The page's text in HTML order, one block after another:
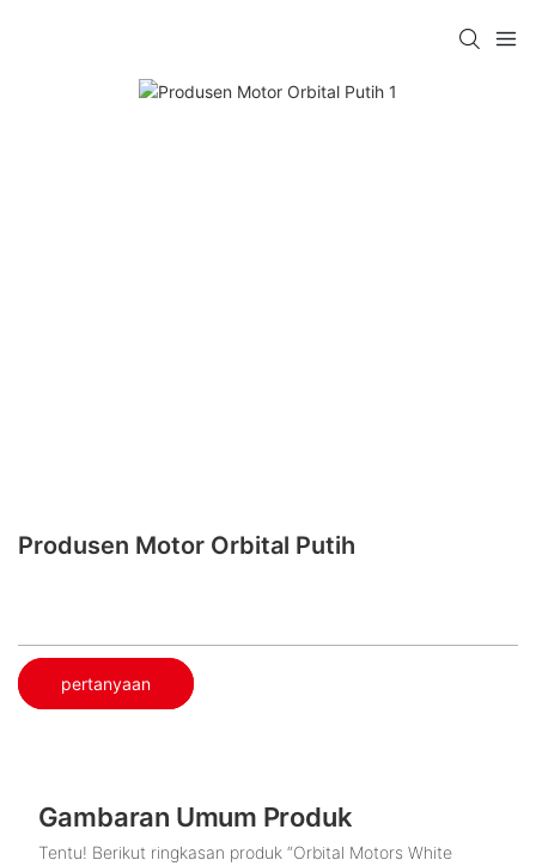
Produsen Motor Orbital Putih
pertanyaan
Gambaran Umum Produk
Tentu! Berikut ringkasan produk “Orbital Motors White